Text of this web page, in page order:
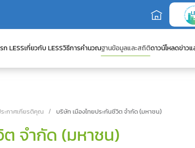
ก LESSเกี่ยวกับ LESSวิธีการคำนวณฐานข้อมูลและสถิติดาวน์โหลดข่าว
ระกาศเกียรติคุณ บริษัท เมืองไทยประกันชีวิต จำกัด (มหาชน)
จำกัด (มหาชน)